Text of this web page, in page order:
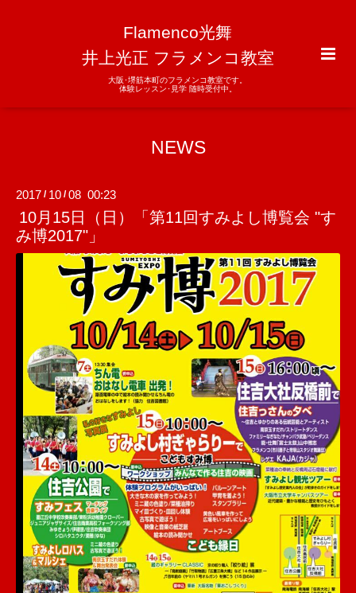
Flamenco光舞
井上光正 フラメンコ教室
大阪･堺筋本町のフラメンコ教室です。
体験レッスン･見学 随時受付中。
NEWS
2017 / 10 /08 00:23
10月15日（日）「第11回すみよし博覧会 "す
み博2017"」